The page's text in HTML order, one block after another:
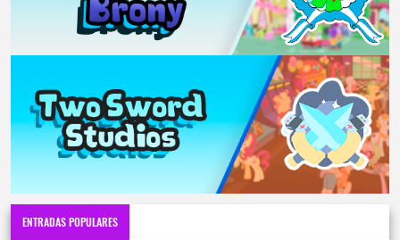
ENTRADAS POPULARES